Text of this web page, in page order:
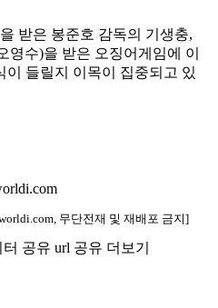
받은 봉준호 감독의 기생충,
영수)을 받은 오징어게임에 이
들릴지 이목이 집중되고 있
무단전재 및 재배포 금지]
터 공유 url 공유 더보기